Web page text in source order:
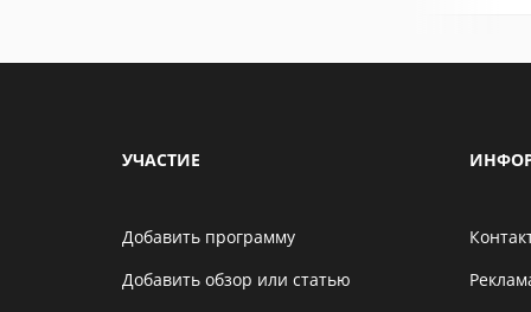
УЧАСТИЕ
Добавить программу
Добавить обзор или статью